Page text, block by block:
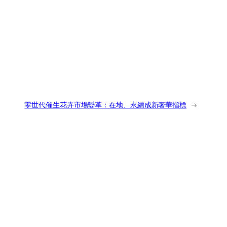
零世代催生花卉市場變革：在地、永續成新奢華指標 →